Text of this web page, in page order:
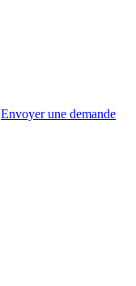
Envoyer une demande